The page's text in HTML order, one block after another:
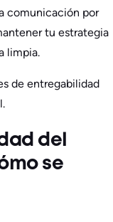
comunicación por
tu estrategia
limpia.
de entregabilidad
del
se